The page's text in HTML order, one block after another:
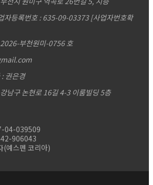
자등록번호 : 635-09-03373[사업자번호확
부천원미-0756 호
권은경
남구 논현로 16길 4-3 이룸빌딩 5층
04-039509
906043
(예스펜 코리아)